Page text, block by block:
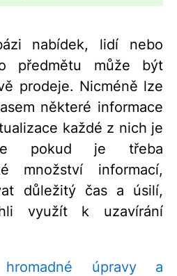
nabídek, lidí nebo
předmětu může být
prodeje. Nicméně lze
některé informace
každé z nich je
pokud je třeba
množství informací,
důležitý čas a úsilí,
využít k uzavírání
úpravy a